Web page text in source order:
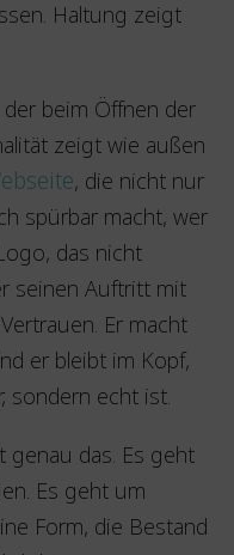
Haltung zeigt
beim Öffnen der
zeigt wie außen
, die nicht nur
spürbar macht, wer
das nicht
seinen Auftritt mit
Er macht
er bleibt im Kopf,
sondern echt ist.
das. Es geht
Es geht um
Form, die Bestand